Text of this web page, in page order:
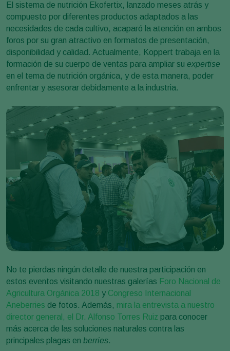
El sistema de nutrición Ekofertix, lanzado meses atrás y
compuesto por diferentes productos adaptados a las
necesidades de cada cultivo, acaparó la atención en ambos
foros por su gran atractivo en formatos de presentación,
disponibilidad y calidad. Actualmente, Koppert trabaja en la
formación de su cuerpo de ventas para ampliar su expertise
en el tema de nutrición orgánica, y de esta manera, poder
enfrentar y asesorar debidamente a la industria.
No te pierdas ningún detalle de nuestra participación en
estos eventos visitando nuestras galerías Foro Nacional de
Agricultura Orgánica 2018 y Congreso Internacional
Aneberries de fotos. Además, mira la entrevista a nuestro
director general, el Dr. Alfonso Torres Ruiz para conocer
más acerca de las soluciones naturales contra las
principales plagas en berries.